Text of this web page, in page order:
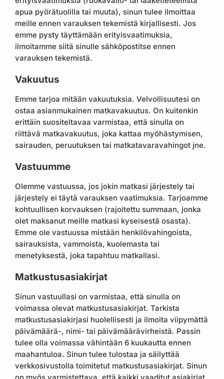
apua pyörätuolilla tai muuta), sinun tulee ilmoittaa
meille ennen varauksen tekemistä kirjallisesti. Jos
emme pysty täyttämään erityisvaatimuksia,
ilmoitamme siitä sinulle sähköpostitse ennen
varauksen tekemistä.
Vakuutus
Emme tarjoa mitään vakuutuksia. Velvollisuutesi on
ostaa asianmukainen matkavakuutus. On kuitenkin
erittäin suositeltavaa varmistaa, että sinulla on
riittävä matkavakuutus, joka kattaa myöhästymisen,
sairauden, peruutuksen tai matkatavaravahingot jne.
Vastuumme
Olemme vastuussa, jos jokin matkasi järjestely tai
järjestely ei täytä varauksen vaatimuksia. Tarjoamme
kohtuullisen korvauksen (rajoitettu summaan, jonka
olet maksanut meille matkasi kyseisestä osasta).
Emme ole vastuussa mistään henkilövahingoista,
sairauksista, vammoista, kuolemasta tai
menetyksestä, joka tapahtuu matkallasi.
Matkustusasiakirjat
Sinun vastuullasi on varmistaa, että sinulla on
voimassa olevat matkustusasiakirjat. Tarkista
matkustusasiakirjasi huolellisesti ja ilmoita viipymättä
päivämäärä-, nimi- tai päivämäärävirheistä. Passin
tulee olla voimassa vähintään 6 kuukautta ennen
maahantuloa. Sinun tulee tulostaa ja säilyttää
verkkosivustolla toimitetut matkustusasiakirjat. Sinun